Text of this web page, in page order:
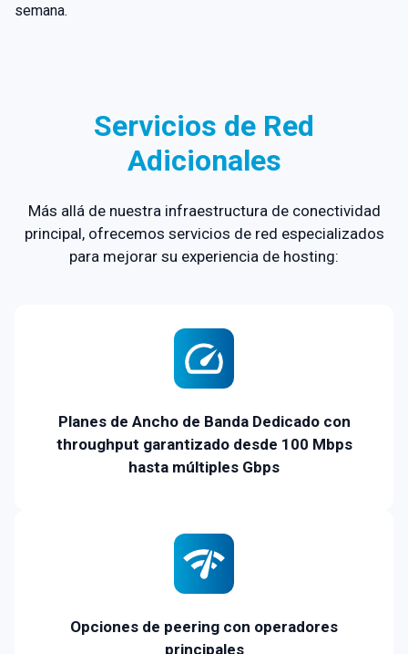
semana.
Servicios de Red
Adicionales
Más allá de nuestra infraestructura de conectividad
principal, ofrecemos servicios de red especializados
para mejorar su experiencia de hosting:
Planes de Ancho de Banda Dedicado con
throughput garantizado desde 100 Mbps
hasta múltiples Gbps
Opciones de peering con operadores
principales